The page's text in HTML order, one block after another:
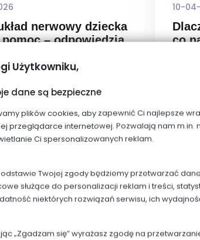
Użytkowniku,
dane są bezpieczne
plików cookies, aby zapewnić Ci najlepsze
przeglądarce internetowej. Pozwalają nam
Ci spersonalizowanych reklam.
Twojej zgody będziemy przetwarzać
służące do personalizacji reklam i treści,
niektórych rozwiązań serwisu, ich
„Zgadzam się” wyrażasz zgodę na
nerwowy dziecka
pomoc – odpowiedzią
pierwotne
dzieci ma dziś trudności z
regulacją emocji,
napięciem w ciele czy
sensorycznym. Jedne
nadmiernie ruchliwe, inne
i przeciążone. Jedne „nie mogą
inne wydają się stale odcięte
ciała.
więcej
10-
co
i